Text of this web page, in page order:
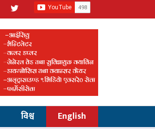
विश्व English